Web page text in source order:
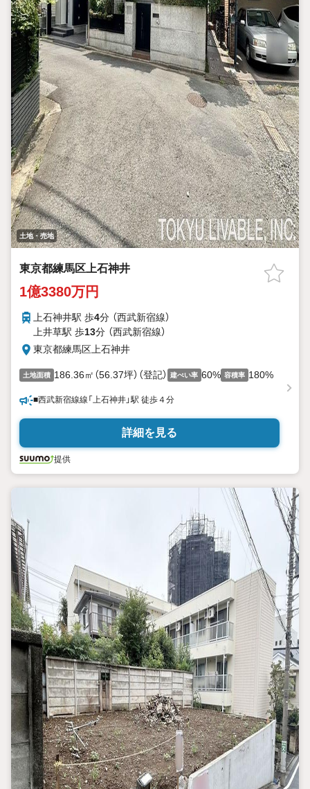
土地・売地
東京都練馬区上石神井
1億3380万円
上石神井駅 歩4分 （西武新宿線）
上井草駅 歩13分 （西武新宿線）
東京都練馬区上石神井
土地面積 186.36㎡（56.37坪）（登記） 建ぺい率 60% 容積率 180%
■西武新宿線線「上石神井」駅 徒歩４分
詳細を見る
提供